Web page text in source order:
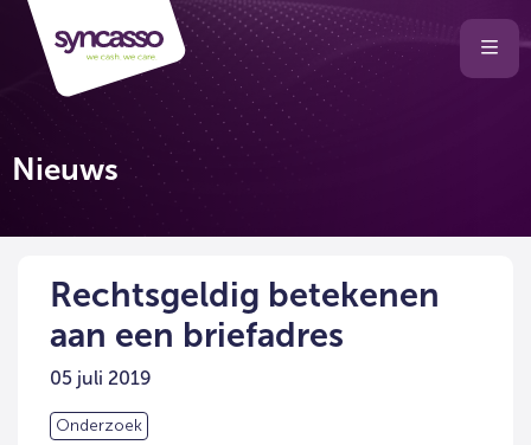
Selecteer
Nieuws
Rechtsgeldig betekenen
aan een briefadres
05 juli 2019
Onderzoek